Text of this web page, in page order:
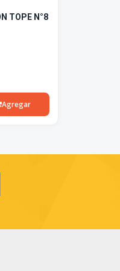
TOPE N°8
Agregar